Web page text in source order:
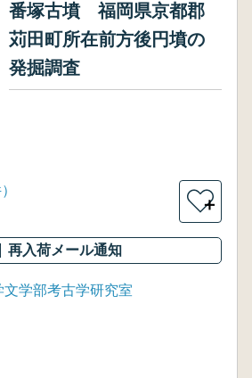
番塚古墳 福岡県京都郡
苅田町所在前方後円墳の
発掘調査
＋
再入荷メール通知
文学部考古学研究室